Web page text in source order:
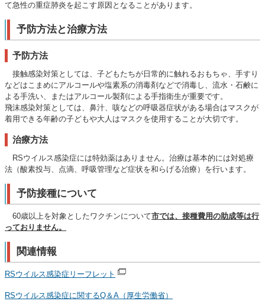
て急性の重症肺炎を起こす原因となることがあります。
予防方法と治療方法
予防方法
接触感染対策としては、子どもたちが日常的に触れるおもちゃ、手すり
などはこまめにアルコールや塩素系の消毒剤などで消毒し、流水・石鹸に
よる手洗い、またはアルコール製剤による手指衛生が重要です。
飛沫感染対策としては、鼻汁、咳などの呼吸器症状がある場合はマスクが
着用できる年齢の子どもや大人はマスクを使用することが大切です。
治療方法
RSウイルス感染症には特効薬はありません。治療は基本的には対処療
法（酸素投与、点滴、呼吸管理など症状を和らげる治療）を行います。
予防接種について
60歳以上を対象としたワクチンについて市では、接種費用の助成等は行
っておりません。
関連情報
RSウイルス感染症リーフレット
RSウイルス感染症に関するQ＆A（厚生労働省）